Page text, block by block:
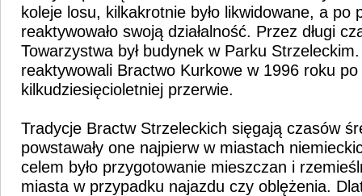
koleje losu, kilkakrotnie było likwidowane, a po
reaktywowało swoją działalność. Przez długi
Towarzystwa był budynek w Parku
reaktywowali Bractwo Kurkowe w 1996 roku po
kilkudziesięcioletniej przerwie.
Tradycje Bractw Strzeleckich sięgają czasów
powstawały one najpierw w miastach
celem było przygotowanie mieszczan i
miasta w przypadku najazdu czy oblężenia.